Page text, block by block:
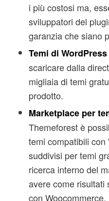
i più costosi ma,
sviluppatori del
garanzia che siano
Temi di
scaricare dalla
migliaia di temi
prodotto.
Marketplace per
Themeforest è
temi compatibili con
suddivisi per temi
ricerca interno del
avere come risultati
con Woocommerce.